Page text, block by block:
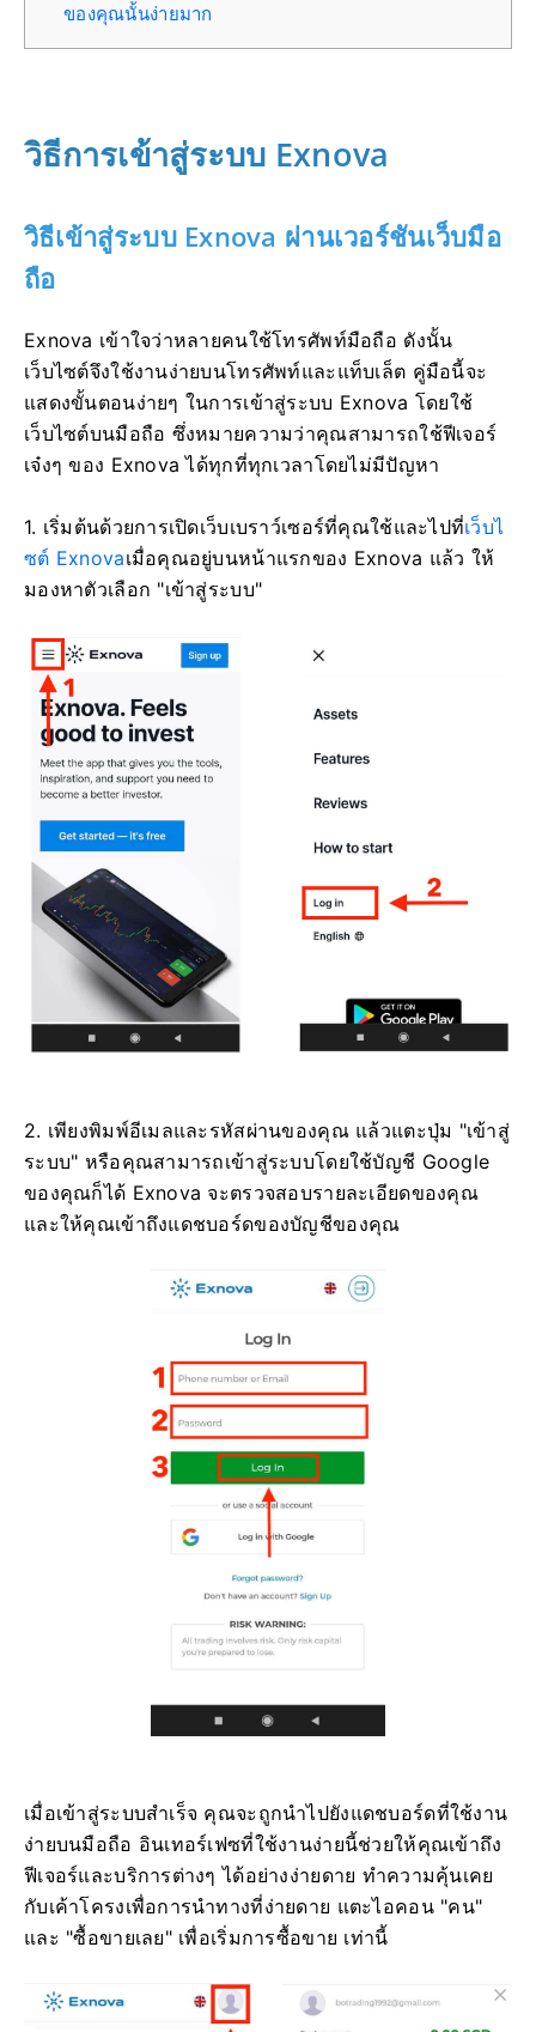
ของคุณนั้นง่ายมาก
วิธีการเข้าสู่ระบบ Exnova
วิธีเข้าสู่ระบบ Exnova ผ่านเวอร์ชันเว็บมือ
ถือ
Exnova เข้าใจว่าหลายคนใช้โทรศัพท์มือถือ ดังนั้น
เว็บไซต์จึงใช้งานง่ายบนโทรศัพท์และแท็บเล็ต คู่มือนี้จะ
แสดงขั้นตอนง่ายๆ ในการเข้าสู่ระบบ Exnova โดยใช้
เว็บไซต์บนมือถือ ซึ่งหมายความว่าคุณสามารถใช้ฟีเจอร์
เจ๋งๆ ของ Exnova ได้ทุกที่ทุกเวลาโดยไม่มีปัญหา
1. เริ่มต้นด้วยการเปิดเว็บเบราว์เซอร์ที่คุณใช้และไปที่เว็บไ
ซต์ Exnovaเมื่อคุณอยู่บนหน้าแรกของ Exnova แล้ว ให้
มองหาตัวเลือก "เข้าสู่ระบบ"
2. เพียงพิมพ์อีเมลและรหัสผ่านของคุณ แล้วแตะปุ่ม "เข้าสู่
ระบบ" หรือคุณสามารถเข้าสู่ระบบโดยใช้บัญชี Google
ของคุณก็ได้ Exnova จะตรวจสอบรายละเอียดของคุณ
และให้คุณเข้าถึงแดชบอร์ดของบัญชีของคุณ
เมื่อเข้าสู่ระบบสำเร็จ คุณจะถูกนำไปยังแดชบอร์ดที่ใช้งาน
ง่ายบนมือถือ อินเทอร์เฟซที่ใช้งานง่ายนี้ช่วยให้คุณเข้าถึง
ฟีเจอร์และบริการต่างๆ ได้อย่างง่ายดาย ทำความคุ้นเคย
กับเค้าโครงเพื่อการนำทางที่ง่ายดาย แตะไอคอน "คน"
และ "ซื้อขายเลย" เพื่อเริ่มการซื้อขาย เท่านี้